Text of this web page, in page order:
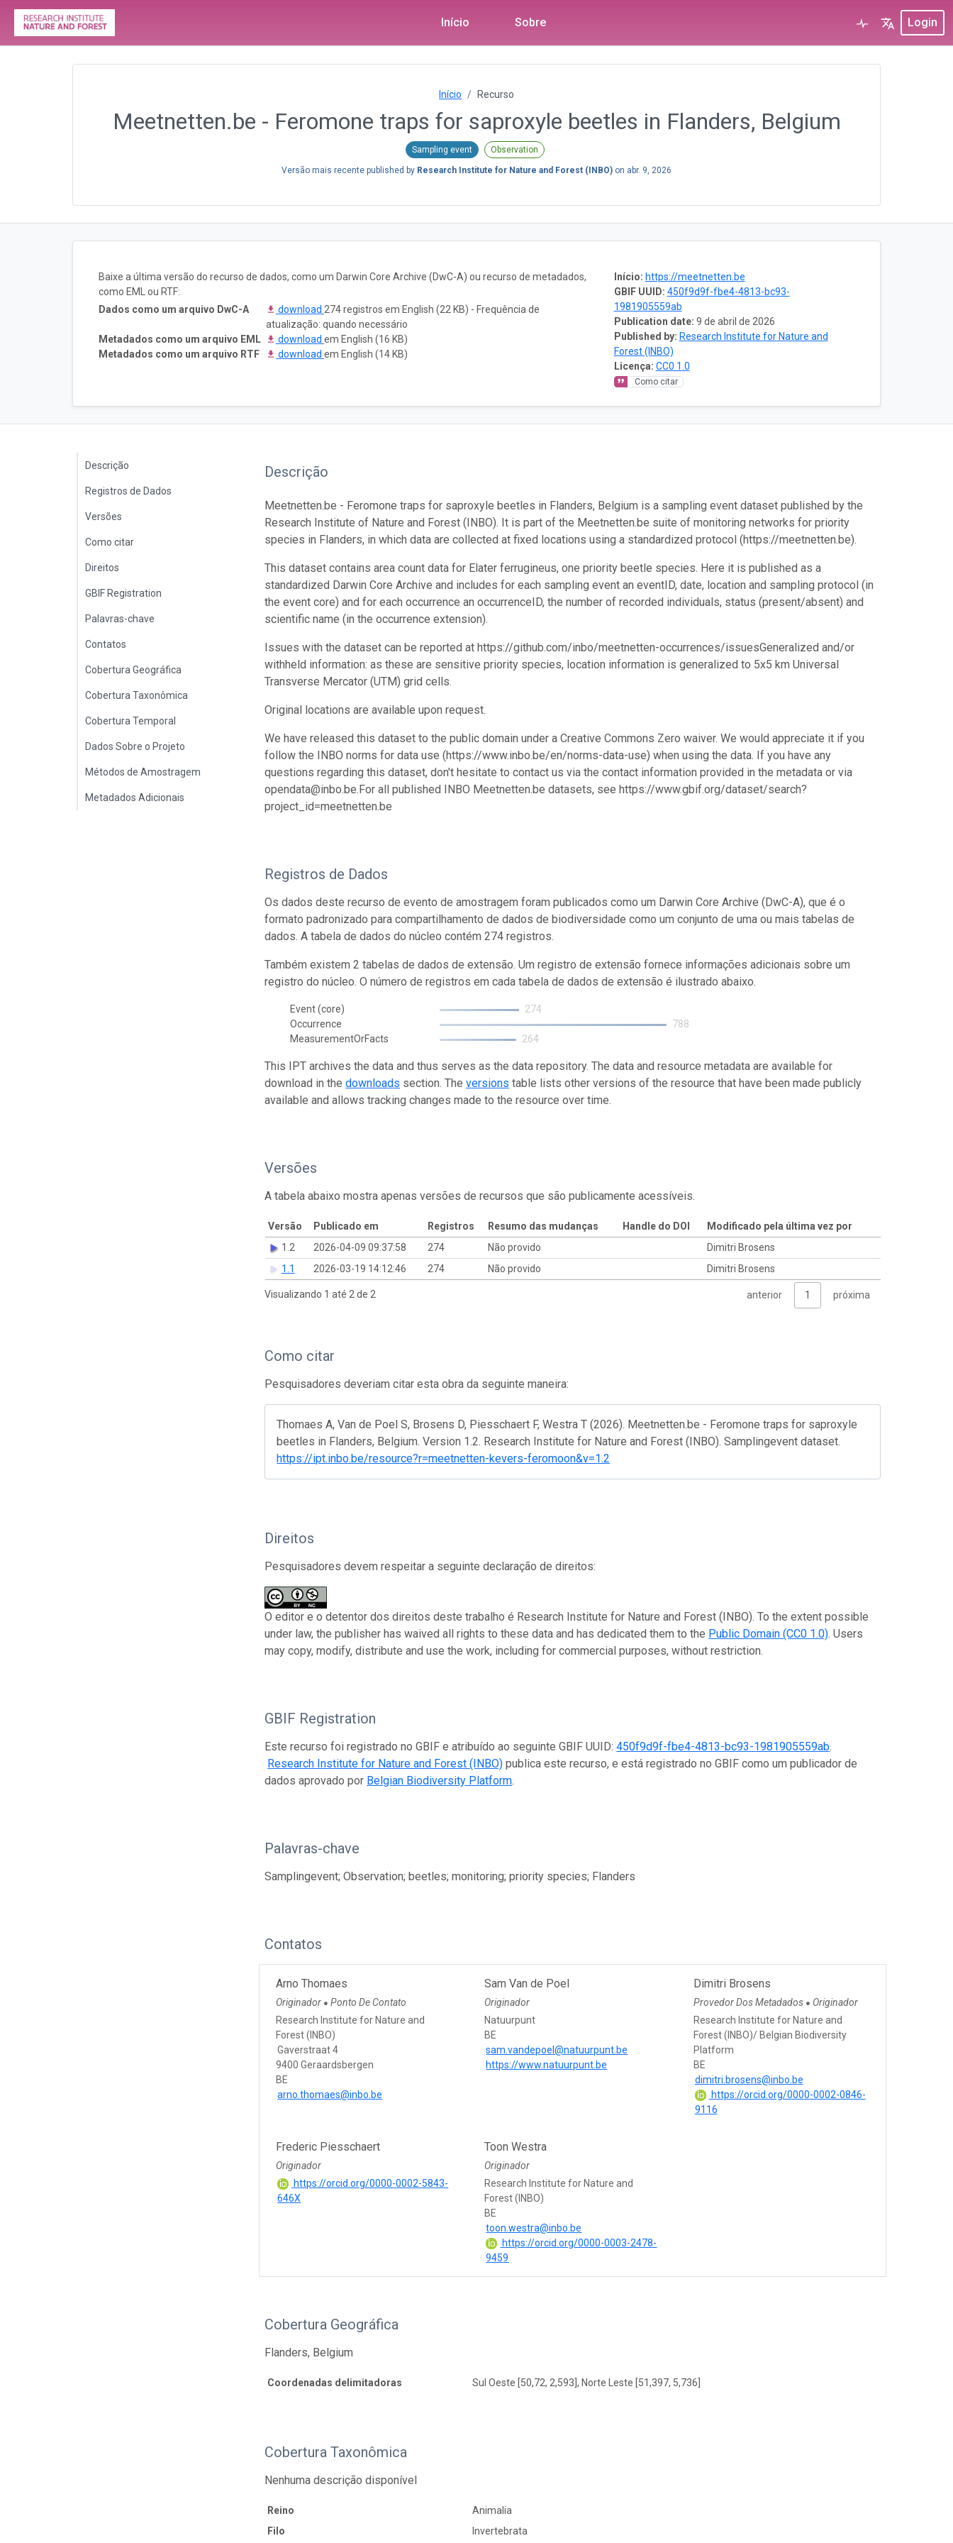
Início Sobre Login
Início Recurso
Meetnetten.be - Feromone traps for saproxyle beetles in Flanders, Belgium
Sampling event Observation
Versão mais recente published by Research Institute for Nature and Forest (INBO) on abr. 9, 2026
Início: https://meetnetten.be
GBIF UUID: 450f9d9f-fbe4-4813-bc93-
1981905559ab
Publication date: 9 de abril de 2026
Published by: Research Institute for Nature and
Forest (INBO)
Licença: CC0 1.0
Como citar
Baixe a última versão do recurso de dados, como um Darwin Core Archive (DwC-A) ou recurso de metadados,
como EML ou RTF:
Dados como um arquivo DwC-A
download 274 registros em English (22 KB) - Frequência de
atualização: quando necessário
Metadados como um arquivo EML
download em English (16 KB)
Metadados como um arquivo RTF
download em English (14 KB)
Descrição
Registros de Dados
Versões
Como citar
Direitos
GBIF Registration
Palavras-chave
Contatos
Cobertura Geográfica
Cobertura Taxonômica
Cobertura Temporal
Dados Sobre o Projeto
Métodos de Amostragem
Metadados Adicionais
Descrição
Meetnetten.be - Feromone traps for saproxyle beetles in Flanders, Belgium is a sampling event dataset published by the
Research Institute of Nature and Forest (INBO). It is part of the Meetnetten.be suite of monitoring networks for priority
species in Flanders, in which data are collected at fixed locations using a standardized protocol (https://meetnetten.be).
This dataset contains area count data for Elater ferrugineus, one priority beetle species. Here it is published as a
standardized Darwin Core Archive and includes for each sampling event an eventID, date, location and sampling protocol (in
the event core) and for each occurrence an occurrenceID, the number of recorded individuals, status (present/absent) and
scientific name (in the occurrence extension).
Issues with the dataset can be reported at https://github.com/inbo/meetnetten-occurrences/issuesGeneralized and/or
withheld information: as these are sensitive priority species, location information is generalized to 5x5 km Universal
Transverse Mercator (UTM) grid cells.
Original locations are available upon request.
We have released this dataset to the public domain under a Creative Commons Zero waiver. We would appreciate it if you
follow the INBO norms for data use (https://www.inbo.be/en/norms-data-use) when using the data. If you have any
questions regarding this dataset, don't hesitate to contact us via the contact information provided in the metadata or via
opendata@inbo.be.For all published INBO Meetnetten.be datasets, see https://www.gbif.org/dataset/search?
project_id=meetnetten.be
Registros de Dados
Os dados deste recurso de evento de amostragem foram publicados como um Darwin Core Archive (DwC-A), que é o
formato padronizado para compartilhamento de dados de biodiversidade como um conjunto de uma ou mais tabelas de
dados. A tabela de dados do núcleo contém 274 registros.
Também existem 2 tabelas de dados de extensão. Um registro de extensão fornece informações adicionais sobre um
registro do núcleo. O número de registros em cada tabela de dados de extensão é ilustrado abaixo.
Event (core)
274
Occurrence
788
MeasurementOrFacts
264
This IPT archives the data and thus serves as the data repository. The data and resource metadata are available for
download in thedownloads section. Theversions table lists other versions of the resource that have been made publicly
available and allows tracking changes made to the resource over time.
Versões
A tabela abaixo mostra apenas versões de recursos que são publicamente acessíveis.
Versão Publicado em Registros Resumo das mudanças Handle do DOI
Modificado pela última vez por
1.2
2026-04-09 09:37:58 274 Não provido
Dimitri Brosens
1.1
2026-03-19 14:12:46 274 Não provido Dimitri Brosens
Visualizando 1 até 2 de 2 anterior 1 próxima
Como citar
Pesquisadores deveriam citar esta obra da seguinte maneira:
Thomaes A, Van de Poel S, Brosens D, Piesschaert F, Westra T (2026). Meetnetten.be - Feromone traps for saproxyle
beetles in Flanders, Belgium. Version 1.2. Research Institute for Nature and Forest (INBO). Samplingevent dataset.
https://ipt.inbo.be/resource?r=meetnetten-kevers-feromoon&v=1.2
Direitos
Pesquisadores devem respeitar a seguinte declaração de direitos:
O editor e o detentor dos direitos deste trabalho é Research Institute for Nature and Forest (INBO). To the extent possible
under law, the publisher has waived all rights to these data and has dedicated them to the Public Domain (CC0 1.0). Users
may copy, modify, distribute and use the work, including for commercial purposes, without restriction.
GBIF Registration
Este recurso foi registrado no GBIF e atribuído ao seguinte GBIF UUID:450f9d9f-fbe4-4813-bc93-1981905559ab.
Research Institute for Nature and Forest (INBO) publica este recurso, e está registrado no GBIF como um publicador de
dados aprovado por Belgian Biodiversity Platform.
Palavras-chave
Samplingevent; Observation; beetles; monitoring; priority species; Flanders
Contatos
Arno Thomaes
Originador ● Ponto De Contato
Research Institute for Nature and
Forest (INBO)
Gaverstraat 4
9400 Geraardsbergen
BE
arno.thomaes@inbo.be
Sam Van de Poel
Originador
Natuurpunt
BE
sam.vandepoel@natuurpunt.be
https://www.natuurpunt.be
Dimitri Brosens
Provedor Dos Metadados ● Originador
Research Institute for Nature and
Forest (INBO)/ Belgian Biodiversity
Platform
BE
dimitri.brosens@inbo.be
https://orcid.org/0000-0002-0846-
9116
Frederic Piesschaert
Originador
https://orcid.org/0000-0002-5843-
646X
Toon Westra
Originador
Research Institute for Nature and
Forest (INBO)
BE
toon.westra@inbo.be
https://orcid.org/0000-0003-2478-
9459
Cobertura Geográfica
Flanders, Belgium
Coordenadas delimitadoras Sul Oeste [50,72, 2,593], Norte Leste [51,397, 5,736]
Cobertura Taxonômica
Nenhuma descrição disponível
Reino
Animalia
Filo
Invertebrata